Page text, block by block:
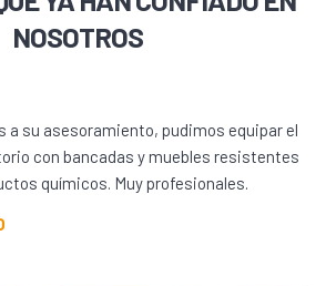
NOSOTROS
a su asesoramiento, pudimos equipar el
con bancadas y muebles resistentes
químicos. Muy profesionales.